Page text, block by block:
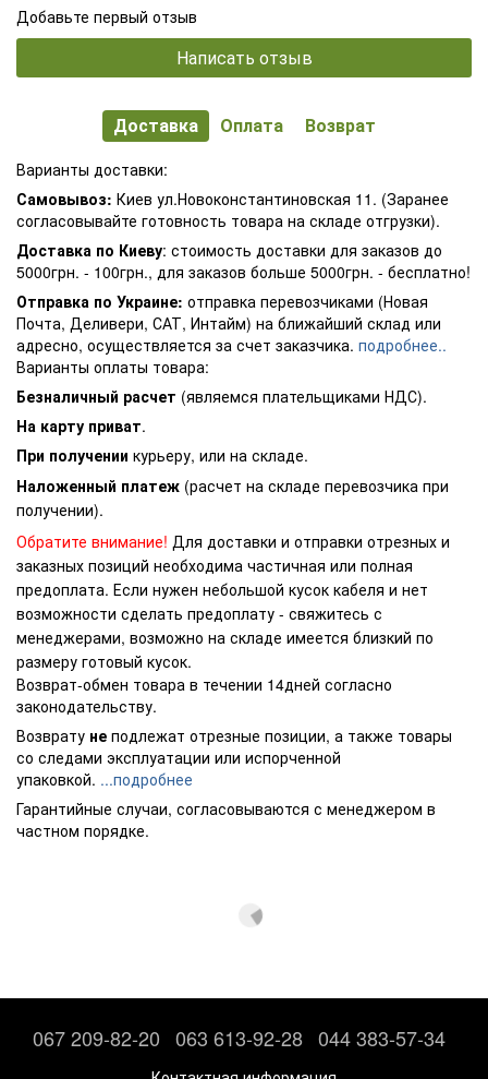
Добавьте первый отзыв
Написать отзыв
Доставка Оплата Возврат
Варианты доставки:
Самовывоз: Киев ул.Новоконстантиновская 11. (Заранее
согласовывайте готовность товара на складе отгрузки).
Доставка по Киеву: стоимость доставки для заказов до
5000грн. - 100грн., для заказов больше 5000грн. - бесплатно!
Отправка по Украине: отправка перевозчиками (Новая
Почта, Деливери, САТ, Интайм) на ближайший склад или
адресно, осуществляется за счет заказчика. подробнее..
Варианты оплаты товара:
Безналичный расчет (являемся плательщиками НДС).
На карту приват.
При получении курьеру, или на складе.
Наложенный платеж (расчет на складе перевозчика при
получении).
Обратите внимание! Для доставки и отправки отрезных и
заказных позиций необходима частичная или полная
предоплата. Если нужен небольшой кусок кабеля и нет
возможности сделать предоплату - свяжитесь с
менеджерами, возможно на складе имеется близкий по
размеру готовый кусок.
Возврат-обмен товара в течении 14дней согласно
законодательству.
Возврату не подлежат отрезные позиции, а также товары
со следами эксплуатации или испорченной
упаковкой. ...подробнее
Гарантийные случаи, согласовываются с менеджером в
частном порядке.
067 209-82-20 063 613-92-28 044 383-57-34